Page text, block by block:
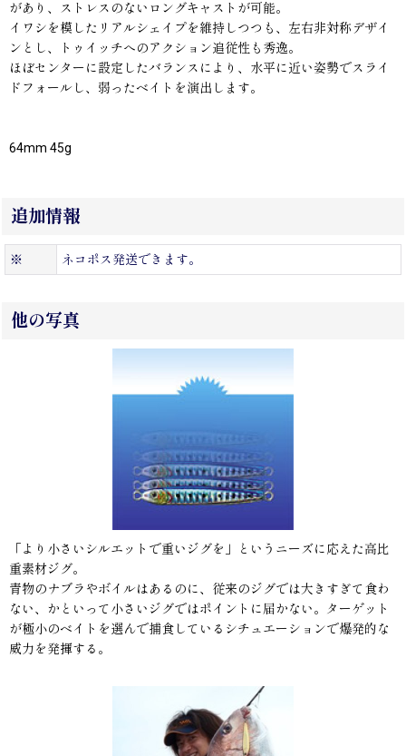
があり、ストレスのないロングキャストが可能。
イワシを模したリアルシェイプを維持しつつも、左右非対称デザイ
ンとし、トゥイッチへのアクション追従性も秀逸。
ほぼセンターに設定したバランスにより、水平に近い姿勢でスライ
ドフォールし、弱ったベイトを演出します。
64mm 45g
追加情報
※ ネコポス発送できます。
他の写真
「より小さいシルエットで重いジグを」というニーズに応えた高比
重素材ジグ。
青物のナブラやボイルはあるのに、従来のジグでは大きすぎて食わ
ない、かといって小さいジグではポイントに届かない。ターゲット
が極小のベイトを選んで捕食しているシチュエーションで爆発的な
威力を発揮する。